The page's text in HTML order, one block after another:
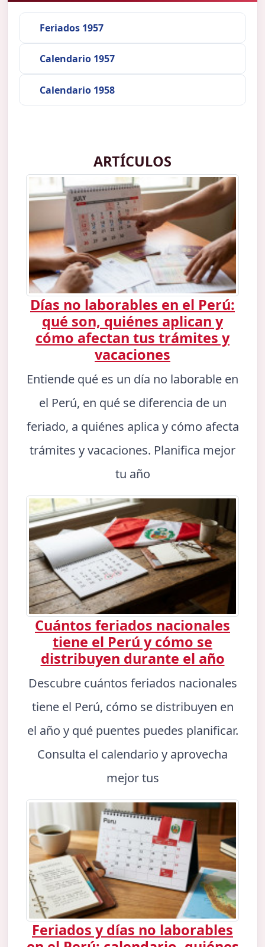
Feriados 1957
Calendario 1957
Calendario 1958
ARTÍCULOS
Días no laborables en el Perú:
qué son, quiénes aplican y
cómo afectan tus trámites y
vacaciones
Entiende qué es un día no laborable en
el Perú, en qué se diferencia de un
feriado, a quiénes aplica y cómo afecta
trámites y vacaciones. Planifica mejor
tu año
Cuántos feriados nacionales
tiene el Perú y cómo se
distribuyen durante el año
Descubre cuántos feriados nacionales
tiene el Perú, cómo se distribuyen en
el año y qué puentes puedes planificar.
Consulta el calendario y aprovecha
mejor tus
Feriados y días no laborables